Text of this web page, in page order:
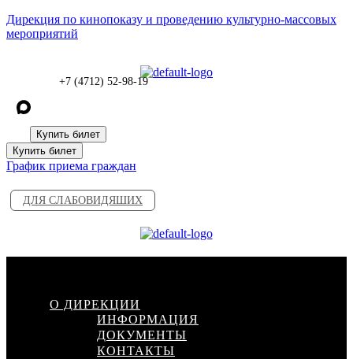
Дирекция по кинопоказу и проведению культурно-массовых
мероприятий
+7 (4712) 52-98-19
Купить билет
Купить билет
График приема граждан
ДЛЯ СЛАБОВИДЯШИХ
О ДИРЕКЦИИ
ИНФОРМАЦИЯ
ДОКУМЕНТЫ
КОНТАКТЫ